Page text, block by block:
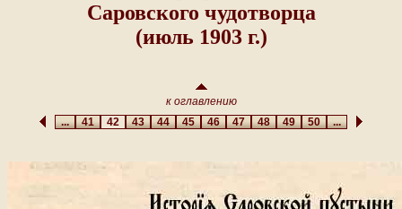
Саровского чудотворца
(июль 1903 г.)
к оглавлению
...41 42 4344454647484950...